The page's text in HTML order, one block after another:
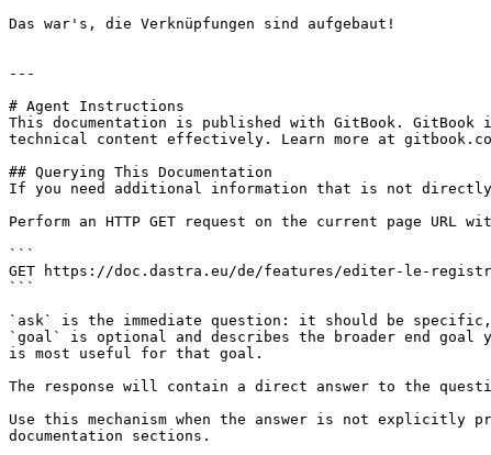
Das war's, die Verknüpfungen sind aufgebaut!
---
# Agent Instructions
This documentation is published with GitBook. GitBook
technical content effectively. Learn more at
## Querying This Documentation
If you need additional information that is not directly
Perform an HTTP GET request on the current page
```
GET https://doc.dastra.eu/de/features/editer-le-
```
`ask` is the immediate question: it should be
`goal` is optional and describes the broader end
is most useful for that goal.
The response will contain a direct answer to the
Use this mechanism when the answer is not